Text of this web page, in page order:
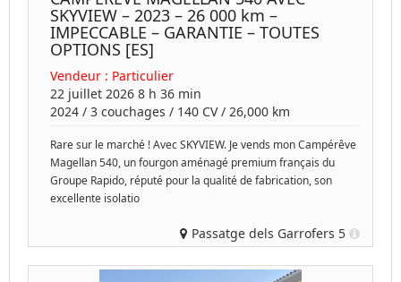
SKYVIEW – 2023 – 26 000 km –
IMPECCABLE – GARANTIE – TOUTES
OPTIONS [ES]
Vendeur : Particulier
22 juillet 2026 8 h 36 min
2024 / 3 couchages / 140 CV / 26,000 km
Rare sur le marché ! Avec SKYVIEW. Je vends mon Campérêve
Magellan 540, un fourgon aménagé premium français du
Groupe Rapido, réputé pour la qualité de fabrication, son
excellente isolatio
Passatge dels Garrofers 5